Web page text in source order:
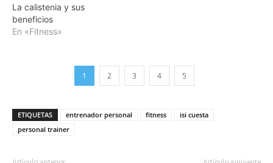
La calistenia y sus
beneficios
En «Fitness»
1 2 3 4 5
ETIQUETAS entrenador personal fitness
isi cuesta
personal trainer